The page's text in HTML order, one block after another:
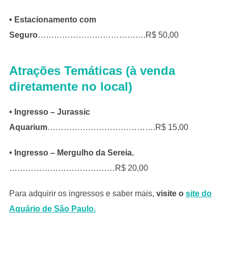
• Estacionamento com
Seguro………………………………….R$ 50,00
Atrações Temáticas (à venda
diretamente no local)
• Ingresso – Jurassic
Aquarium………………………………….R$ 15,00
• Ingresso – Mergulho da Sereia.
…………………………………R$ 20,00
Para adquirir os ingressos e saber mais, visite o site do
Aquário de São Paulo.